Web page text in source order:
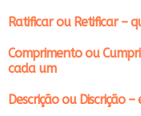
Ratificar ou Retificar –
Comprimento ou
cada um
Descrição ou Discrição